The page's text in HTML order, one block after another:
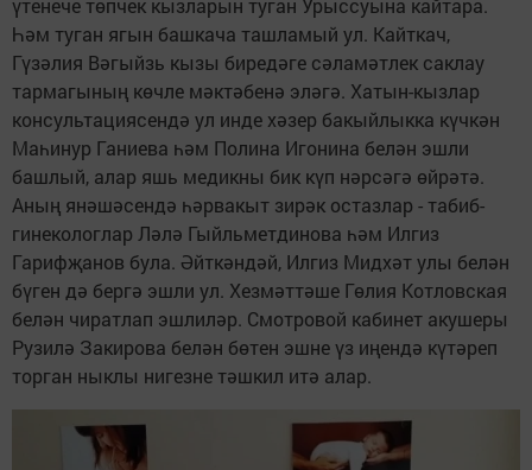
үтенече төпчек кызларын туган Урыссуына кайтара.
Һәм туган ягын башкача ташламый ул. Кайткач,
Гүзәлия Вәгыйзь кызы биредәге сәламәтлек саклау
тармагының көчле мәктәбенә эләгә. Хатын-кызлар
консультациясендә ул инде хәзер бакыйлыкка күчкән
Маһинур Ганиева һәм Полина Игонина белән эшли
башлый, алар яшь медикны бик күп нәрсәгә өйрәтә.
Аның янәшәсендә һәрвакыт зирәк остазлар - табиб-
гинекологлар Ләлә Гыйльметдинова һәм Илгиз
Гарифҗанов була. Әйткәндәй, Илгиз Мидхәт улы белән
бүген дә бергә эшли ул. Хезмәттәше Гөлия Котловская
белән чиратлап эшлиләр. Смотровой кабинет акушеры
Рузилә Закирова белән бөтен эшне үз иңендә күтәреп
торган ныклы нигезне тәшкил итә алар.